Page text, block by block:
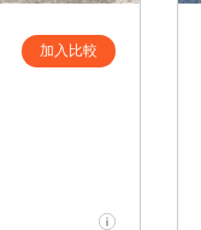
加入比較